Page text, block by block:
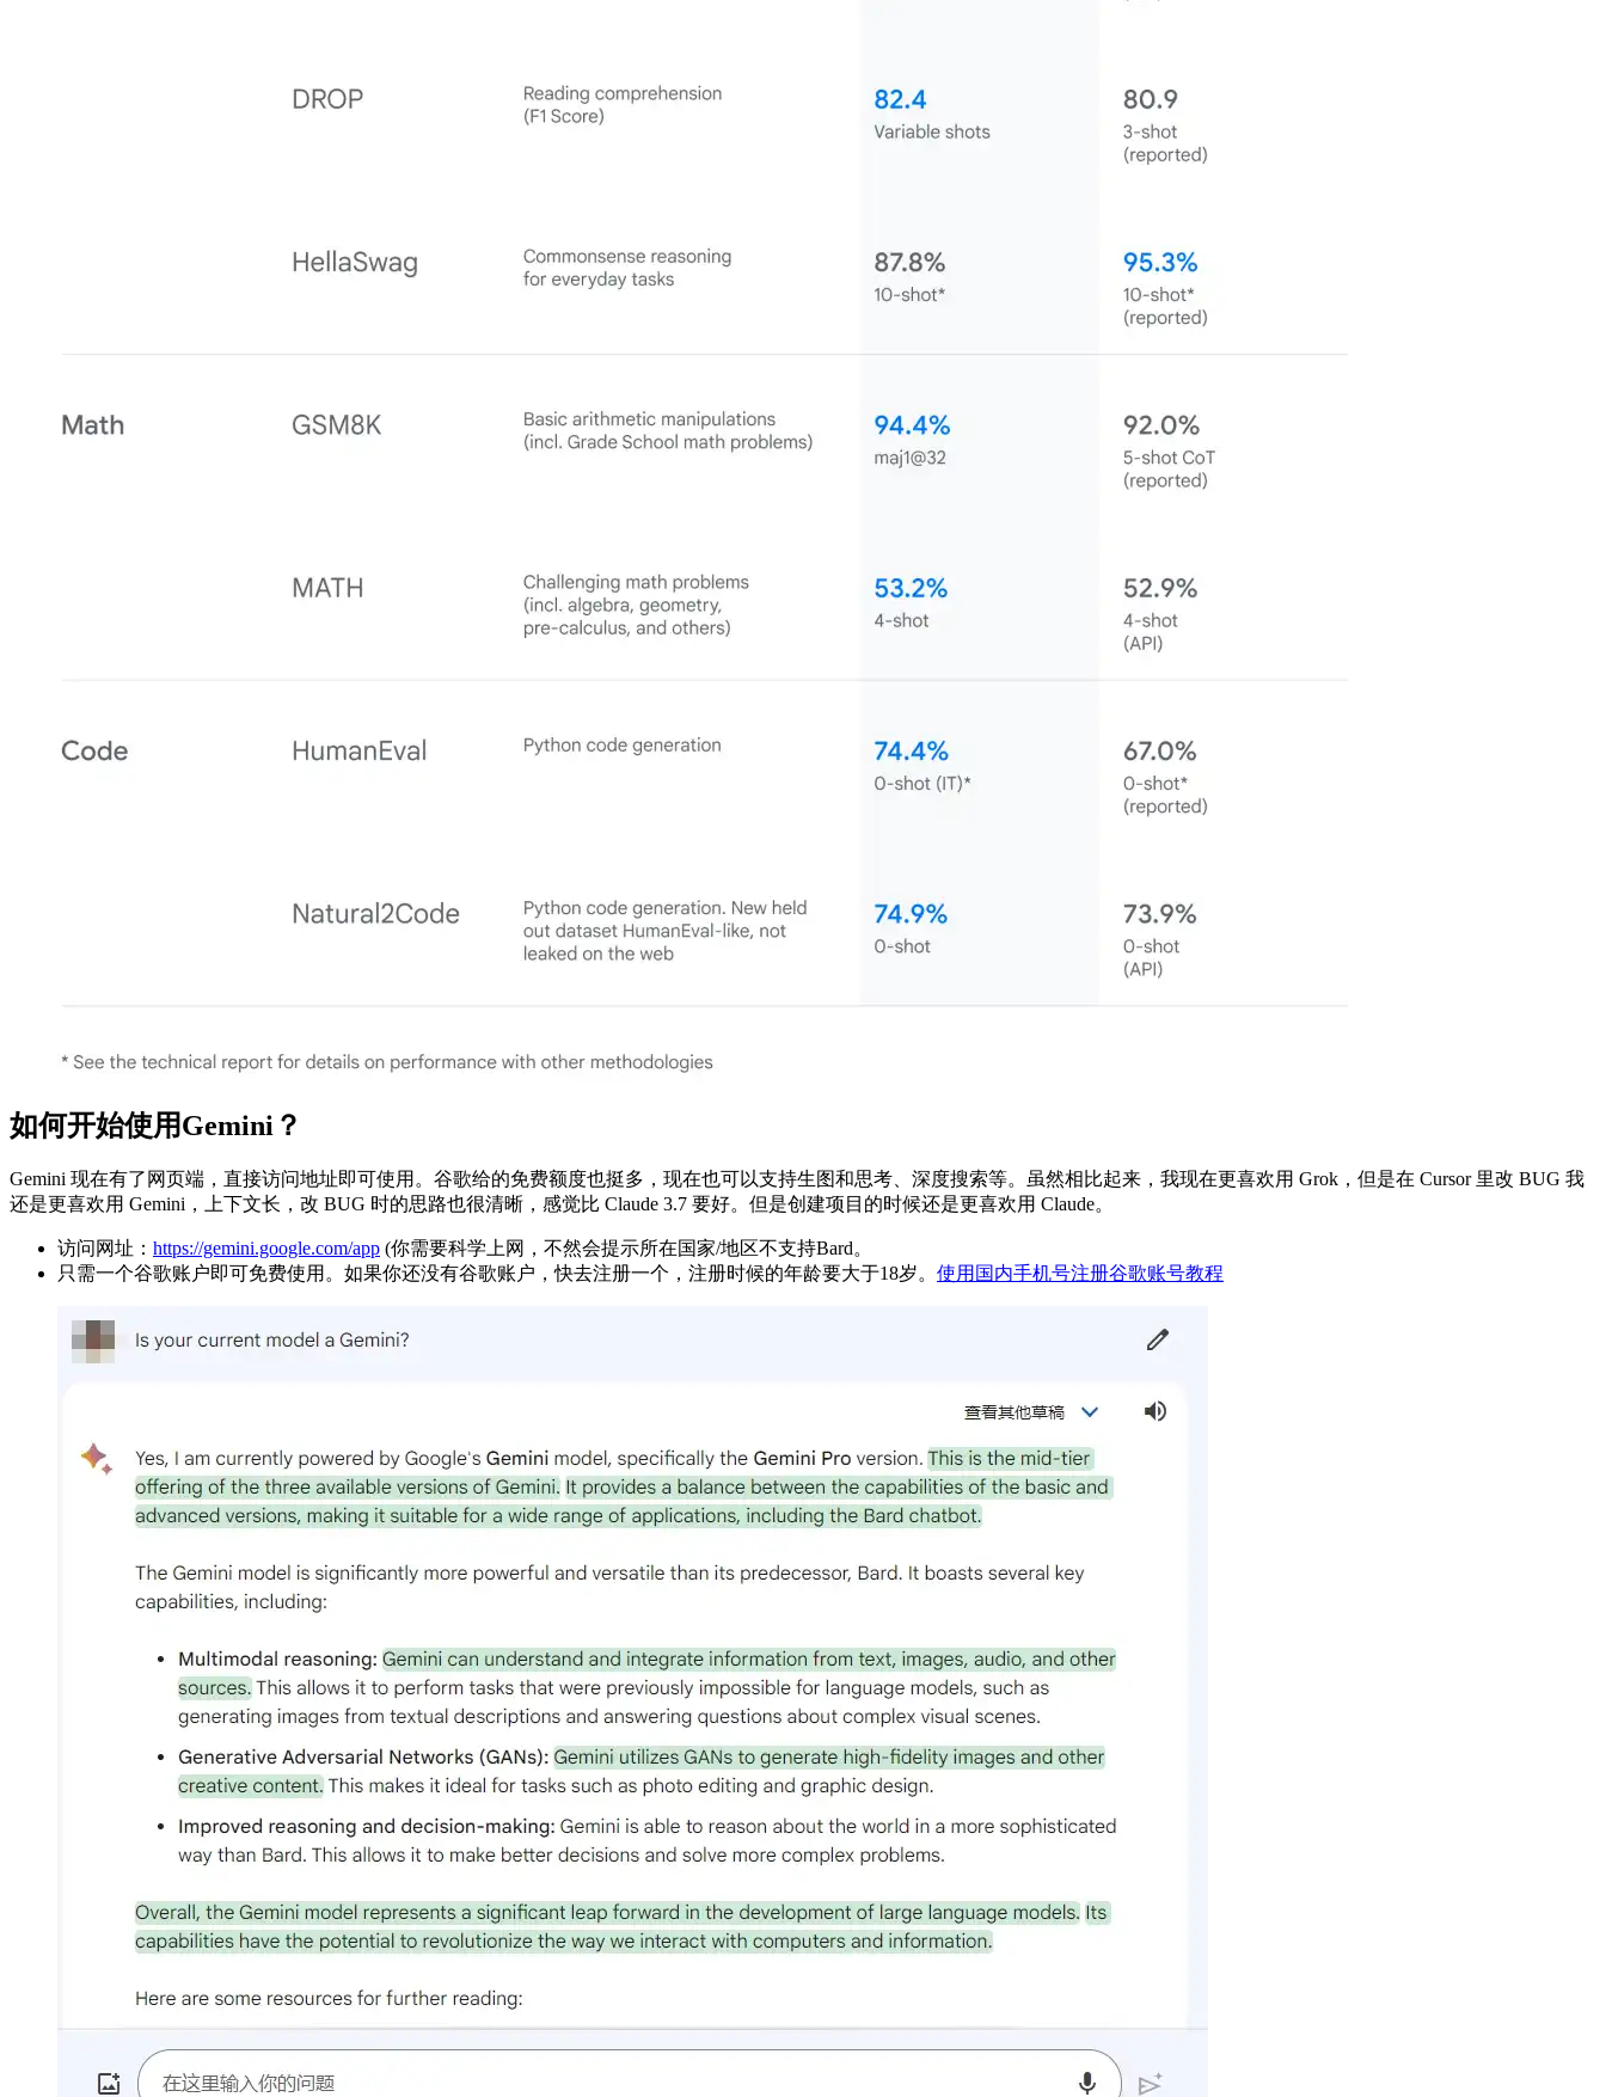
如何开始使用Gemini？
Gemini 现在有了网页端，直接访问地址即可使用。谷歌给的免费额度也挺多，现在也可以支持生图和思考、深度搜索等。虽然相比起来，我现在更喜欢用 Grok，但是在 Cursor 里改 BUG 我
还是更喜欢用 Gemini，上下文长，改 BUG 时的思路也很清晰，感觉比 Claude 3.7 要好。但是创建项目的时候还是更喜欢用 Claude。
访问网址： https://gemini.google.com/app (你需要科学上网，不然会提示所在国家/地区不支持Bard。
只需一个谷歌账户即可免费使用。如果你还没有谷歌账户，快去注册一个，注册时候的年龄要大于18岁。 使用国内手机号注册谷歌账号教程